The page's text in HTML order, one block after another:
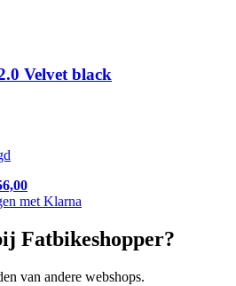
Velvet black
met Klarna
Fatbikeshopper?
van andere webshops.